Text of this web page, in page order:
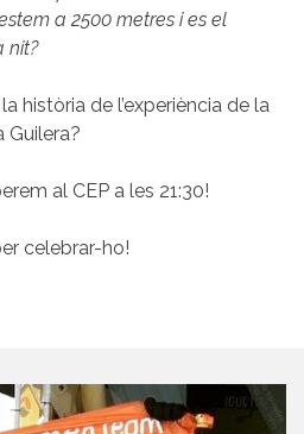
a 2500 metres i es el
nit?
història de l’experiència de la
Guilera?
al CEP a les 21:30!
celebrar-ho!